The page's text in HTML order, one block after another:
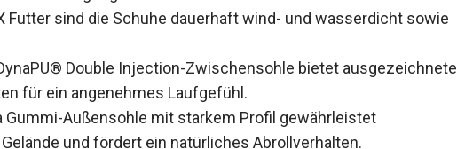
Futter sind die Schuhe dauerhaft wind- und wasserdicht sowie
Double Injection-Zwischensohle bietet ausgezeichnete
für ein angenehmes Laufgefühl.
Gummi-Außensohle mit starkem Profil gewährleistet
und fördert ein natürliches Abrollverhalten.